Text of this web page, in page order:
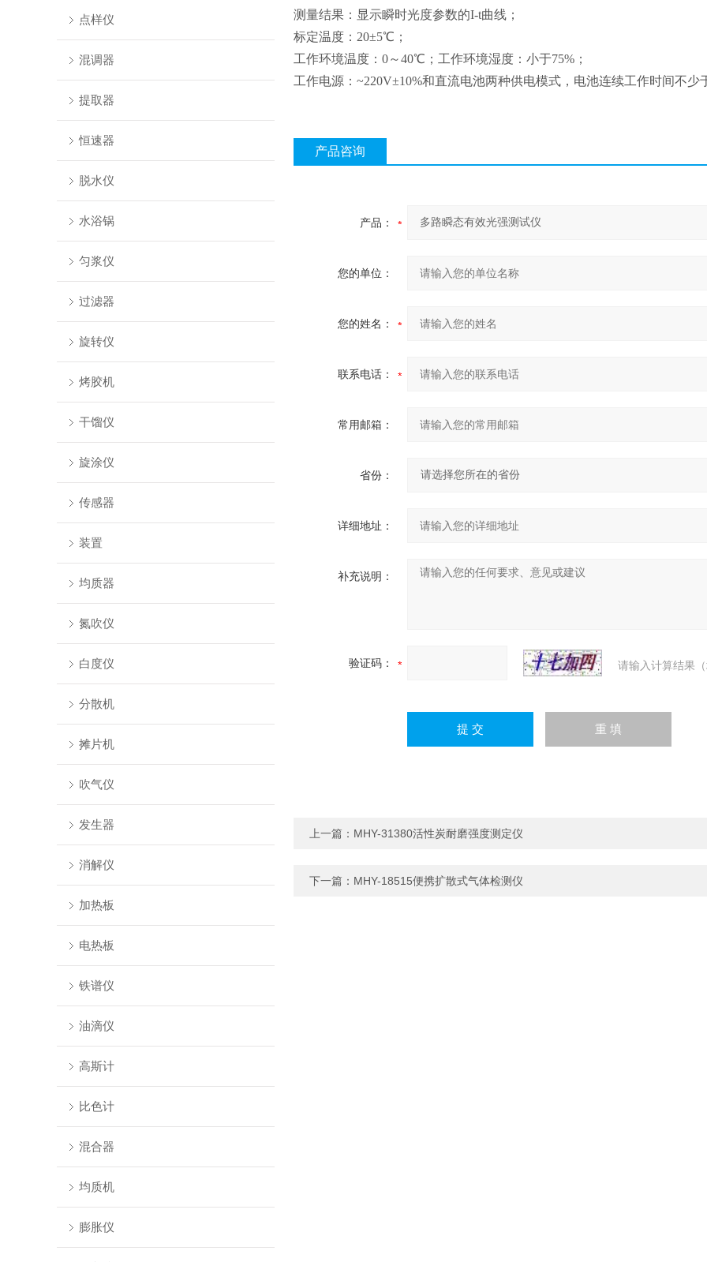
点样仪
混调器
提取器
恒速器
脱水仪
水浴锅
匀浆仪
过滤器
旋转仪
烤胶机
干馏仪
旋涂仪
传感器
装置
均质器
氮吹仪
白度仪
分散机
摊片机
吹气仪
发生器
消解仪
加热板
电热板
铁谱仪
油滴仪
高斯计
比色计
混合器
均质机
膨胀仪
测量结果：显示瞬时光度参数的I-t曲线；
标定温度： 20±5℃；
工作环境温度： 0～40℃；工作环境湿度：小于75% ；
工作电源： ~220V±10%和直流电池两种供电模式，电池连续工作时间不少
产品咨询
产品：
您的单位：
您的姓名：
联系电话：
常用邮箱：
省份：
详细地址：
补充说明：
验证码： 请输入计算结果
上一篇： MHY-31380活性炭耐磨强度测定仪
下一篇： MHY-18515便携扩散式气体检测仪